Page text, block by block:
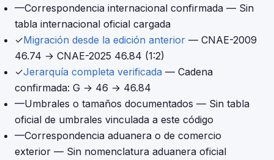
—Correspondencia internacional confirmada — Sin
tabla internacional oficial cargada
✓Migración desde la edición anterior — CNAE-2009
46.74 → CNAE-2025 46.84 (1:2)
✓Jerarquía completa verificada — Cadena
confirmada: G → 46 → 46.84
—Umbrales o tamaños documentados — Sin tabla
oficial de umbrales vinculada a este código
—Correspondencia aduanera o de comercio
exterior — Sin nomenclatura aduanera oficial